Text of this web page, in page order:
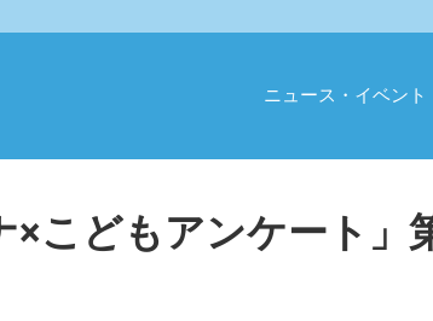
ニュース・イベント
×こどもアンケート」